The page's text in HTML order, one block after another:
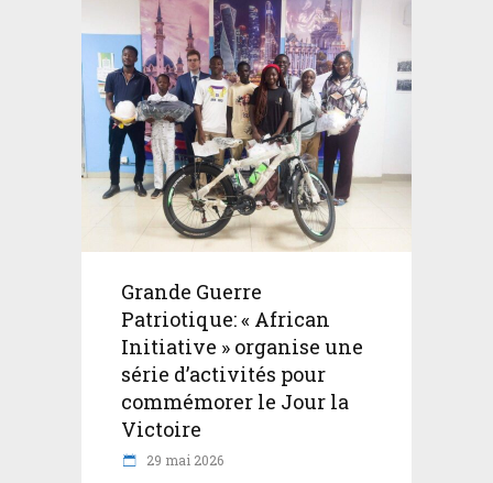
Grande Guerre
Patriotique: « African
Initiative » organise une
série d’activités pour
commémorer le Jour la
Victoire
29 mai 2026